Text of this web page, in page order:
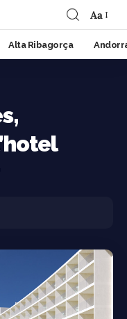
Aa
Alta Ribagorça